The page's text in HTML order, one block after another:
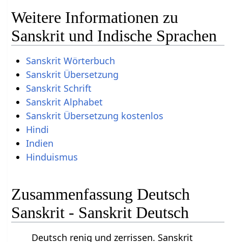
Weitere Informationen zu
Sanskrit und Indische Sprachen
Sanskrit Wörterbuch
Sanskrit Übersetzung
Sanskrit Schrift
Sanskrit Alphabet
Sanskrit Übersetzung kostenlos
Hindi
Indien
Hinduismus
Zusammenfassung Deutsch
Sanskrit - Sanskrit Deutsch
Deutsch renig und zerrissen. Sanskrit